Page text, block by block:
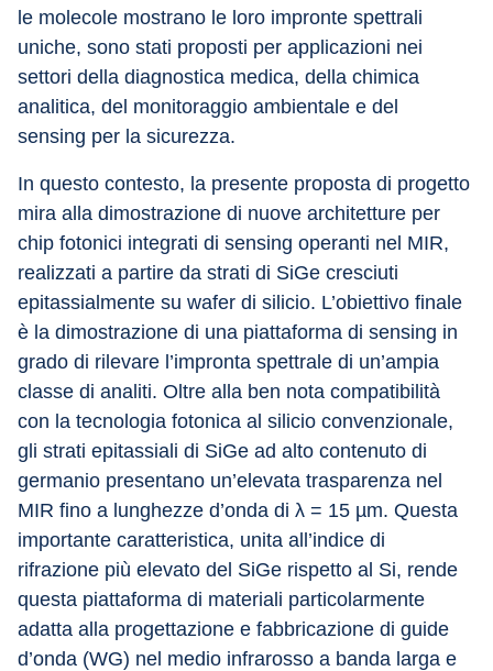
le molecole mostrano le loro impronte spettrali
uniche, sono stati proposti per applicazioni nei
settori della diagnostica medica, della chimica
analitica, del monitoraggio ambientale e del
sensing per la sicurezza.
In questo contesto, la presente proposta di progetto
mira alla dimostrazione di nuove architetture per
chip fotonici integrati di sensing operanti nel MIR,
realizzati a partire da strati di SiGe cresciuti
epitassialmente su wafer di silicio. L’obiettivo finale
è la dimostrazione di una piattaforma di sensing in
grado di rilevare l’impronta spettrale di un’ampia
classe di analiti. Oltre alla ben nota compatibilità
con la tecnologia fotonica al silicio convenzionale,
gli strati epitassiali di SiGe ad alto contenuto di
germanio presentano un’elevata trasparenza nel
MIR fino a lunghezze d’onda di λ = 15 µm. Questa
importante caratteristica, unita all’indice di
rifrazione più elevato del SiGe rispetto al Si, rende
questa piattaforma di materiali particolarmente
adatta alla progettazione e fabbricazione di guide
d’onda (WG) nel medio infrarosso a banda larga e